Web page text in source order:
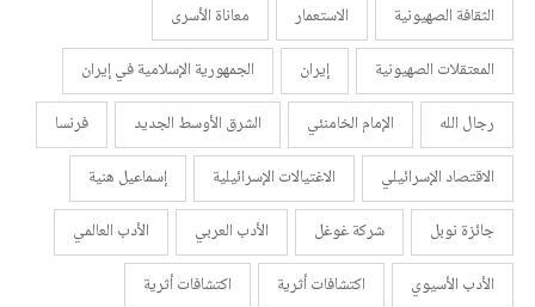
الثقافة الصهيونية
الاستعمار
معاناة الأسرى
المعتقلات الصهيونية
إيران
الجمهورية الإسلامية في إيران
رجال الله
الإمام الخامنئي الشرق الأوسط الجديد
فرنسا
الاقتصاد الإسرائيلي
الاغتيالات الإسرائيلية
إسماعيل هنية
جائزة نوبل
شركة غوغل الأدب العربي
الأدب العالمي
الأدب الأسيوي
اكتشافات أثرية
اكتشافات أثرية